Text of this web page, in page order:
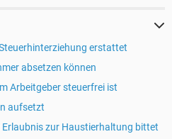
erstattet
absetzen können
Arbeitgeber steuerfrei ist
aufsetzt
Erlaubnis zur Haustierhaltung bittet